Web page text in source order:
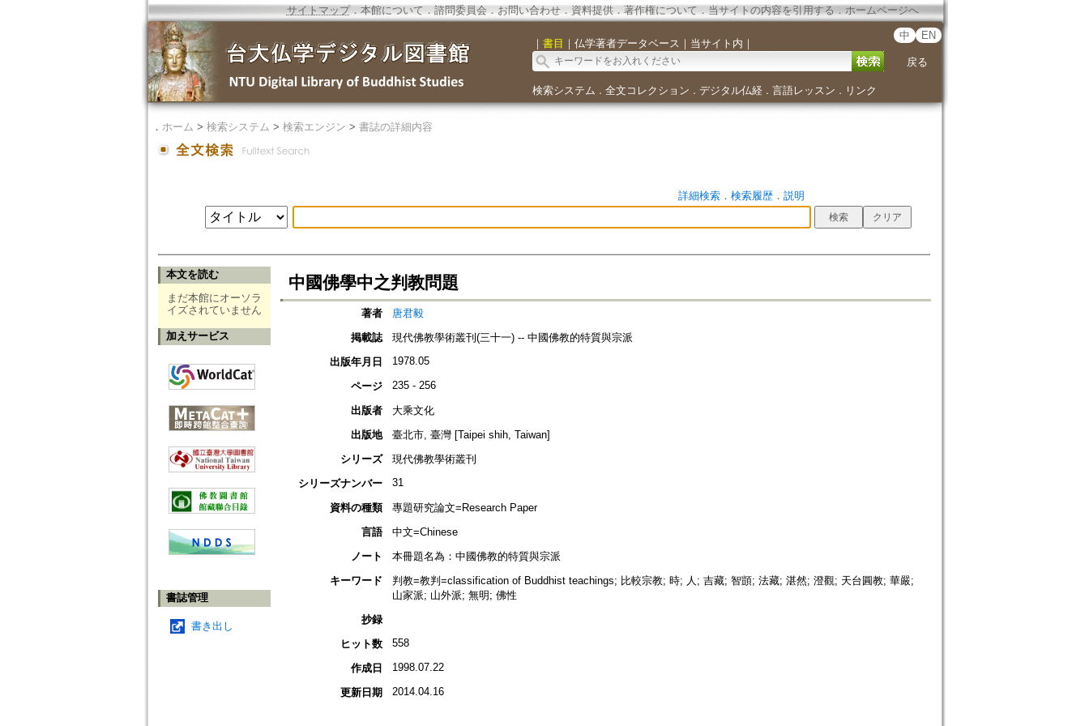
サイトマップ．本館について ． 諮問委員会． お問い合わせ． 資料提供． 著作権について．当サイトの内容を引用する ． ホームページへ
｜ 書目 ｜ 仏学著者データベース ｜ 当サイト内 ｜
中 EN
戻る
検索システム ． 全文コレクション ． デジタル仏経． 言語レッスン ． リンク
． ホーム > 検索システム > 検索エンジン > 書誌の詳細内容
詳細検索． 検索履歴． 説明
本文を読む
まだ本館にオーソラ
イズされていません
加えサービス
書誌管理
書き出し
中國佛學中之判教問題
著者
唐君毅
掲載誌
現代佛教學術叢刊(三十一) -- 中國佛教的特質與宗派
出版年月日
1978.05
ページ 235 - 256
出版者
大乘文化
出版地
臺北市, 臺灣 [Taipei shih, Taiwan]
シリーズ
現代佛教學術叢刊
シリーズナンバー
31
資料の種類
專題研究論文=Research Paper
言語
中文=Chinese
ノート
本冊題名為：中國佛教的特質與宗派
キーワード
判教=教判=classification of Buddhist teachings; 比較宗教; 時; 人; 吉藏; 智顗; 法藏; 湛然; 澄觀; 天台圓教; 華嚴;
山家派; 山外派; 無明; 佛性
抄録
ヒット数
558
作成日 1998.07.22
更新日期 2014.04.16